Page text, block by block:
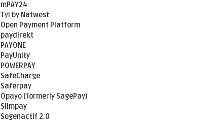
mPAY24
Tyl by Natwest
Open Payment Platform
paydirekt
PAYONE
PayUnity
POWERPAY
SafeCharge
Saferpay
Opayo (formerly SagePay)
Slimpay
Sogenactif 2.0